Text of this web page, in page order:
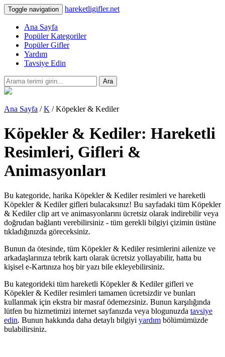
Toggle navigation hareketligifler.net
Ana Sayfa
Popüler Kategoriler
Popüler Gifler
Yardım
Tavsiye Edin
Ara
Ana Sayfa /K / Köpekler & Kediler
Köpekler & Kediler: Hareketli
Resimleri, Gifleri &
Animasyonları
Bu kategoride, harika Köpekler & Kediler resimleri ve hareketli
Köpekler & Kediler gifleri bulacaksınız! Bu sayfadaki tüm Köpekler
& Kediler clip art ve animasyonlarını ücretsiz olarak indirebilir veya
doğrudan bağlantı verebilirsiniz - tüm gerekli bilgiyi çizimin üstüne
tıkladığınızda göreceksiniz.
Bunun da ötesinde, tüm Köpekler & Kediler resimlerini ailenize ve
arkadaşlarınıza tebrik kartı olarak ücretsiz yollayabilir, hatta bu
kişisel e-Kartınıza hoş bir yazı bile ekleyebilirsiniz.
Bu kategorideki tüm hareketli Köpekler & Kediler gifleri ve
Köpekler & Kediler resimleri tamamen ücretsizdir ve bunları
kullanmak için ekstra bir masraf ödemezsiniz. Bunun karşılığında
lütfen bu hizmetimizi internet sayfanızda veya blogunuzda tavsiye
edin. Bunun hakkında daha detaylı bilgiyi yardım bölümümüzde
bulabilirsiniz.